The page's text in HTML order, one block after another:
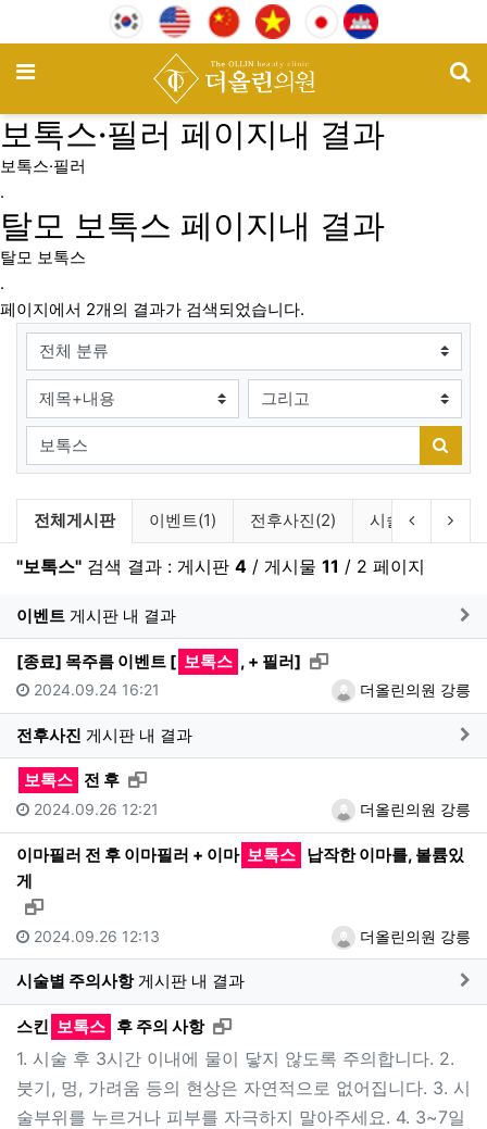
메뉴
보톡스·필러 페이지내 결과
보톡스·필러
.
탈모 보톡스 페이지내 결과
탈모 보톡스
.
페이지에서 2개의 결과가 검색되었습니다.
그룹
검색조건 검색방법
검색어
검색
검색 게시판 목록
전체게시판 이벤트(1) 전후사진(2) 시술별 주의사
이전 게시
다
"보톡스" 검색 결과 : 게시판 4 / 게시물 11 / 2 페이지
이벤트 게시판 내 결과
[종료] 목주름 이벤트 [ 보톡스 , + 필러] 새창으로 보기
더올린의원 강릉
2024.09.24 16:21
전후사진 게시판 내 결과
보톡스 전 후 새창으로 보기
더올린의원 강릉
2024.09.26 12:21
이마필러 전 후 이마필러 + 이마 보톡스 납작한 이마를, 볼륨있
게
새창으로 보기
더올린의원 강릉
2024.09.26 12:13
시술별 주의사항게시판 내 결과
스킨 보톡스 후 주의 사항 새창으로 보기
1. 시술 후 3시간 이내에 물이 닿지 않도록 주의합니다. 2.
붓기, 멍, 가려움 등의 현상은 자연적으로 없어집니다. 3. 시
술부위를 누르거나 피부를 자극하지 말아주세요. 4. 3~7일